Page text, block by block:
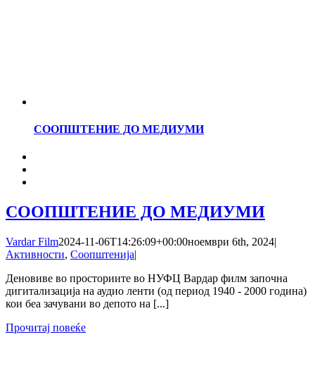
СООПШТЕНИЕ ДО МЕДИУМИ
СООПШТЕНИЕ ДО МЕДИУМИ
Vardar Film2024-11-06T14:26:09+00:00ноември 6th, 2024|
Активности, Соопштенија|
Деновиве во просториите во НУФЦ Вардар филм започна
дигитализација на аудио ленти (од период 1940 - 2000 година)
кои беа зачувани во депото на [...]
Прочитај повеќе